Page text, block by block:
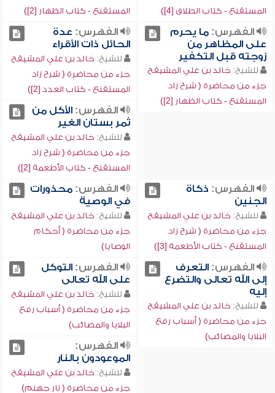
المستقنع - كتاب الطلاق [4]) المستقنع - كتاب الظهار [2])
الفهرس:ما يحرم
على المظاهر من
زوجته قبل التكفير
للشيخ: خالد بن علي المشيقح
جزء من محاضرة ( شرح زاد
المستقنع - كتاب الظهار [2])
الفهرس: عدة
الحائل ذات الأقراء
للشيخ: خالد بن علي المشيقح
جزء من محاضرة ( شرح زاد
المستقنع - كتاب العدد [2])
الفهرس:الأكل من
ثمر بستان الغير
للشيخ: خالد بن علي المشيقح
جزء من محاضرة ( شرح زاد
المستقنع - كتاب الأطعمة [2])
الفهرس: ذكاة
الجنين
للشيخ: خالد بن علي المشيقح
جزء من محاضرة ( شرح زاد
المستقنع - كتاب الأطعمة [3])
الفهرس:محذورات
في الوصية
للشيخ: خالد بن علي المشيقح
جزء من محاضرة ( أحكام
الوصايا)
الفهرس:التعرف
إلى الله تعالى والتضرع
إليه
للشيخ: خالد بن علي المشيقح
جزء من محاضرة ( أسباب رفع
البلايا والمصائب)
الفهرس:التوكل
على الله تعالى
للشيخ: خالد بن علي المشيقح
جزء من محاضرة ( أسباب رفع
البلايا والمصائب)
الفهرس:
الموعودون بالنار
للشيخ: خالد بن علي المشيقح
جزء من محاضرة ( نار جهنم)